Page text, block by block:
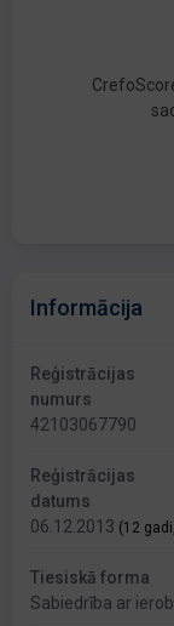
Informācija
Reģistrācijas
numurs
42103067790
Reģistrācijas
datums
06.12.2013 (12
Tiesiskā forma
Sabiedrība ar